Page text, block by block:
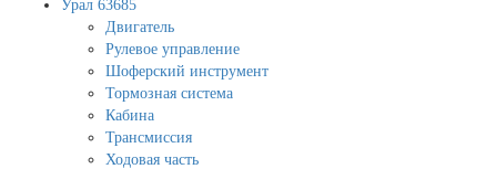
Урал 63685
Двигатель
Рулевое управление
Шоферский инструмент
Тормозная система
Кабина
Трансмиссия
Ходовая часть